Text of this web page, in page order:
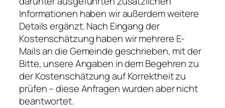
Informationen haben wir außerdem weitere
Details ergänzt. Nach Eingang der
Kostenschätzung haben wir mehrere E-
Mails an die Gemeinde geschrieben, mit der
Bitte, unsere Angaben in dem Begehren zu
der Kostenschätzung auf Korrektheit zu
prüfen – diese Anfragen wurden aber nicht
beantwortet.